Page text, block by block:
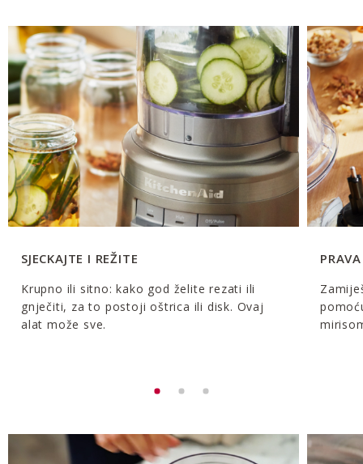
SJECKAJTE I REŽITE
Krupno ili sitno: kako god želite rezati ili
gnječiti, za to postoji oštrica ili disk. Ovaj
alat može sve.